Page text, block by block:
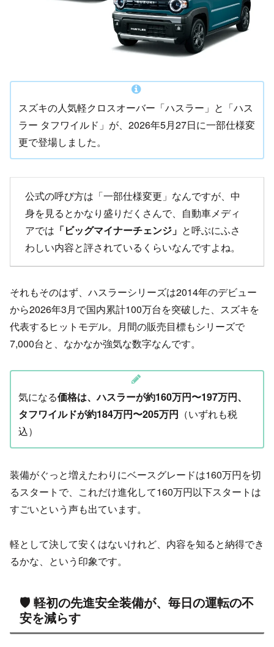
スズキの人気軽クロスオーバー「ハスラー」と「ハス
ラー タフワイルド」が、2026年5月27日に一部仕様変
更で登場しました。
公式の呼び方は「一部仕様変更」なんですが、中
身を見るとかなり盛りだくさんで、自動車メディ
アでは 「ビッグマイナーチェンジ」 と呼ぶにふさ
わしい内容と評されているくらいなんですよね。
それもそのはず、ハスラーシリーズは2014年のデビュー
から2026年3月で国内累計100万台を突破した、スズキを
代表するヒットモデル。月間の販売目標もシリーズで
7,000台と、なかなか強気な数字なんです。
気になる価格は、ハスラーが約160万円〜197万円、
タフワイルドが約184万円〜205万円 （いずれも税
込）
装備がぐっと増えたわりにベースグレードは160万円を切
るスタートで、これだけ進化して160万円以下スタートは
すごいという声も出ています。
軽として決して安くはないけれど、内容を知ると納得でき
るかな、という印象です。
🛡️ 軽初の先進安全装備が、毎日の運転の不
安を減らす